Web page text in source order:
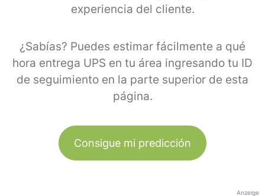
experiencia del cliente.
¿Sabías? Puedes estimar fácilmente a qué
hora entrega UPS en tu área ingresando tu ID
de seguimiento en la parte superior de esta
página.
Consigue mi predicción
Anzeige